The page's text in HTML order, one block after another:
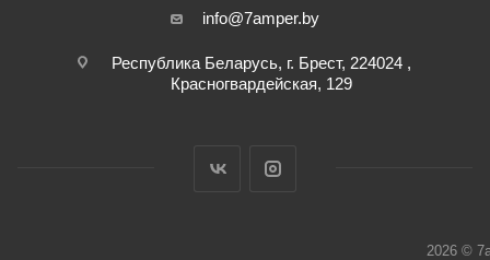
info@7amper.by
Республика Беларусь, г. Брест, 224024 ,
Красногвардейская, 129
2026 ©